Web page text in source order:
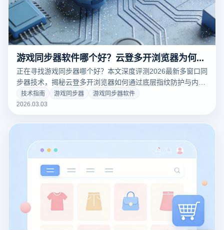
游戏同步器软件哪个好？云登多开浏览器为何成为防关联首选？
正在寻找游戏同步器哪个好？本文深度评测2026最新多窗口同
步器技术，揭秘云登多开浏览器如何通过底层指纹防护与内核
同步技术，实现百个账号同步操作不关联、不封号。点击阅
读，开启极速搬砖与安全防关联运营新时代！
技术指南 游戏同步器
游戏同步器软件
2026.03.03